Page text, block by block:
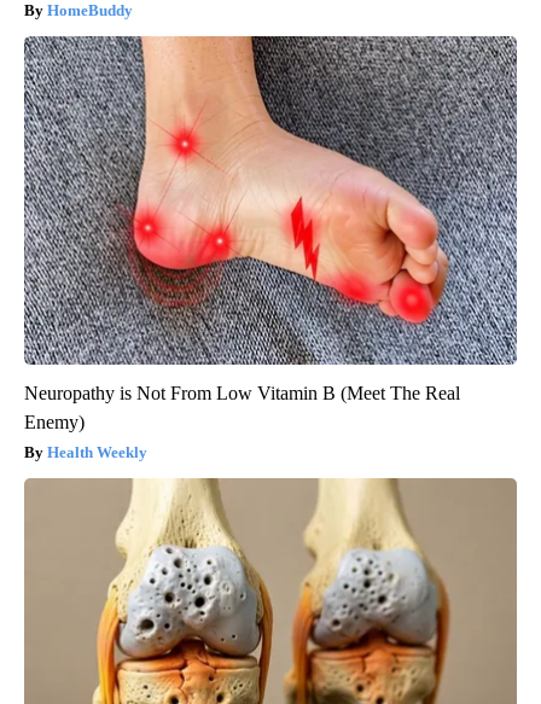
HomeBuddy
Neuropathy is Not From Low Vitamin B (Meet The Real
Enemy)
Health Weekly